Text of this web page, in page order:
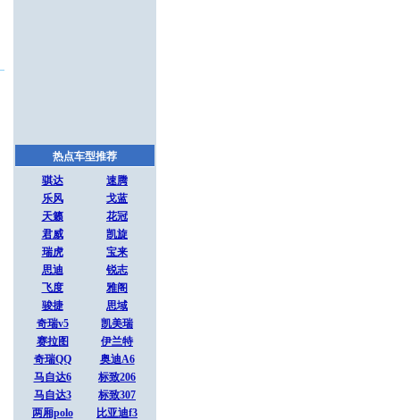
热点车型推荐
骐达
速腾
乐风
戈蓝
天籁
花冠
君威
凯旋
瑞虎
宝来
思迪
锐志
飞度
雅阁
骏捷
思域
奇瑞v5
凯美瑞
赛拉图
伊兰特
奇瑞QQ
奥迪A6
马自达6
标致206
马自达3
标致307
两厢polo
比亚迪f3